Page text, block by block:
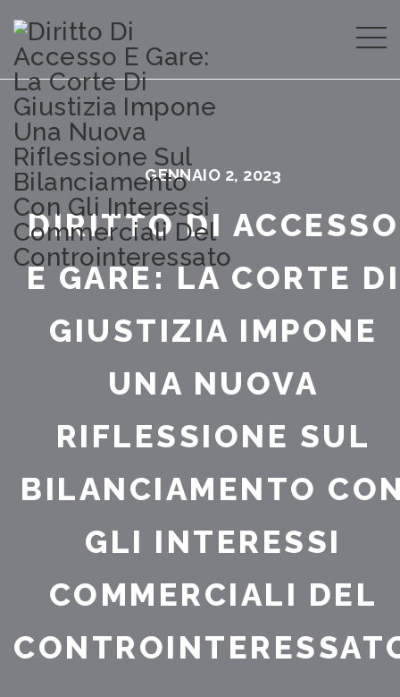
GENNAIO 2, 2023
DIRITTO DI ACCESSO
E GARE: LA CORTE DI
GIUSTIZIA IMPONE
UNA NUOVA
RIFLESSIONE SUL
BILANCIAMENTO
GLI INTERESSI
COMMERCIALI DEL